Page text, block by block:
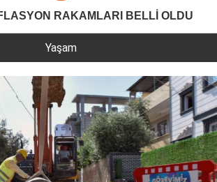
RAKAMLARI BELLİ OLDU
Yaşam